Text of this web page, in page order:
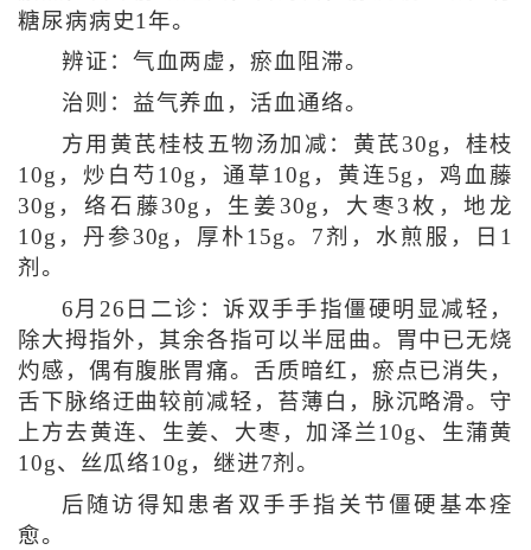
糖尿病病史1年。
辨证：气血两虚，瘀血阻滞。
治则：益气养血，活血通络。
方用黄芪桂枝五物汤加减：黄芪30g，桂枝
10g，炒白芍10g，通草10g，黄连5g，鸡血藤
30g，络石藤30g，生姜30g，大枣3枚，地龙
10g，丹参30g，厚朴15g。7剂，水煎服，日1
剂。
6月26日二诊：诉双手手指僵硬明显减轻，
除大拇指外，其余各指可以半屈曲。胃中已无烧
灼感，偶有腹胀胃痛。舌质暗红，瘀点已消失，
舌下脉络迂曲较前减轻，苔薄白，脉沉略滑。守
上方去黄连、生姜、大枣，加泽兰10g、生蒲黄
10g、丝瓜络10g，继进7剂。
后随访得知患者双手手指关节僵硬基本痊
愈。